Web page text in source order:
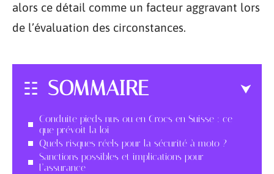
alors ce détail comme un facteur aggravant lors
de l’évaluation des circonstances.
SOMMAIRE
Conduite pieds nus ou en Crocs en Suisse : ce
que prévoit la loi
Quels risques réels pour la sécurité à moto ?
Sanctions possibles et implications pour
l’assurance